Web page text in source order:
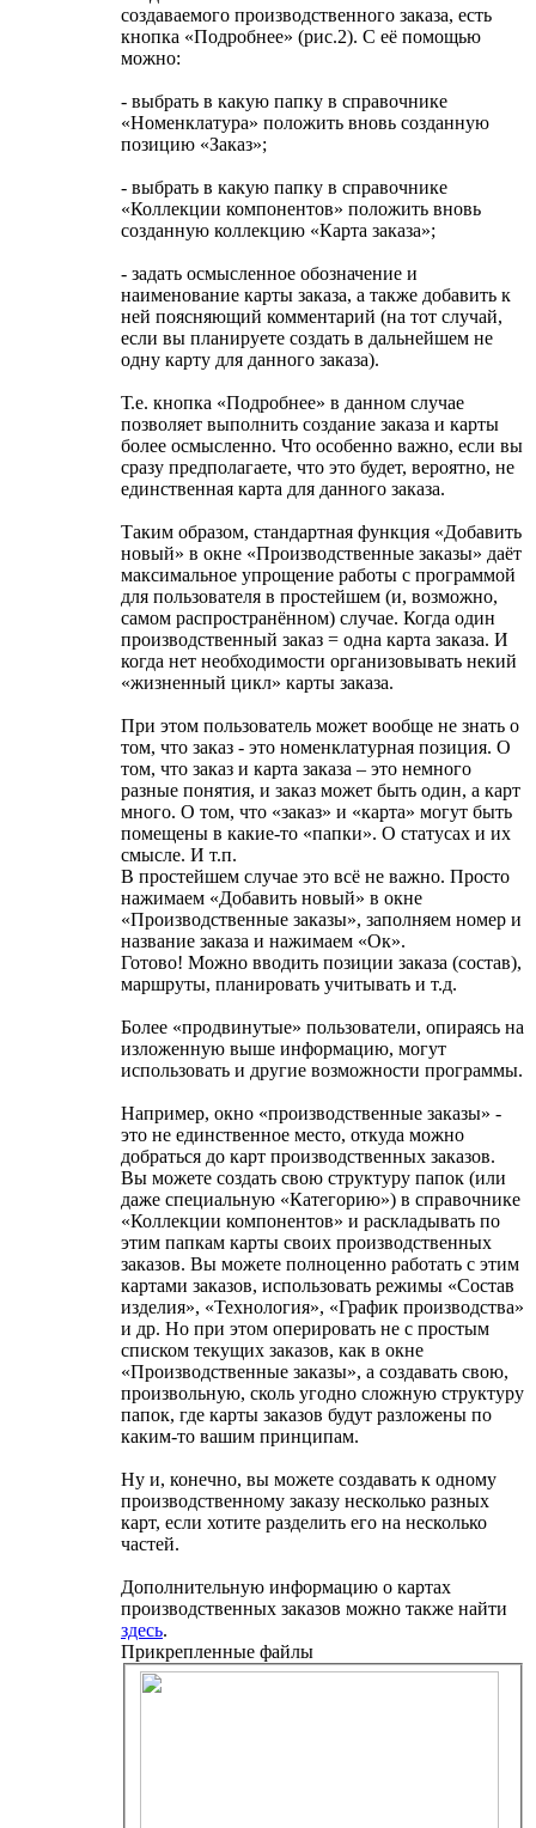
создаваемого производственного заказа, есть
кнопка «Подробнее» (рис.2). С её помощью
можно:
- выбрать в какую папку в справочнике
«Номенклатура» положить вновь созданную
позицию «Заказ»;
- выбрать в какую папку в справочнике
«Коллекции компонентов» положить вновь
созданную коллекцию «Карта заказа»;
- задать осмысленное обозначение и
наименование карты заказа, а также добавить к
ней поясняющий комментарий (на тот случай,
если вы планируете создать в дальнейшем не
одну карту для данного заказа).
Т.е. кнопка «Подробнее» в данном случае
позволяет выполнить создание заказа и карты
более осмысленно. Что особенно важно, если вы
сразу предполагаете, что это будет, вероятно, не
единственная карта для данного заказа.
Таким образом, стандартная функция «Добавить
новый» в окне «Производственные заказы» даёт
максимальное упрощение работы с программой
для пользователя в простейшем (и, возможно,
самом распространённом) случае. Когда один
производственный заказ = одна карта заказа. И
когда нет необходимости организовывать некий
«жизненный цикл» карты заказа.
При этом пользователь может вообще не знать о
том, что заказ - это номенклатурная позиция. О
том, что заказ и карта заказа – это немного
разные понятия, и заказ может быть один, а карт
много. О том, что «заказ» и «карта» могут быть
помещены в какие-то «папки». О статусах и их
смысле. И т.п.
В простейшем случае это всё не важно. Просто
нажимаем «Добавить новый» в окне
«Производственные заказы», заполняем номер и
название заказа и нажимаем «Ок».
Готово! Можно вводить позиции заказа (состав),
маршруты, планировать учитывать и т.д.
Более «продвинутые» пользователи, опираясь на
изложенную выше информацию, могут
использовать и другие возможности программы.
Например, окно «производственные заказы» -
это не единственное место, откуда можно
добраться до карт производственных заказов.
Вы можете создать свою структуру папок (или
даже специальную «Категорию») в справочнике
«Коллекции компонентов» и раскладывать по
этим папкам карты своих производственных
заказов. Вы можете полноценно работать с этим
картами заказов, использовать режимы «Состав
изделия», «Технология», «График производства»
и др. Но при этом оперировать не с простым
списком текущих заказов, как в окне
«Производственные заказы», а создавать свою,
произвольную, сколь угодно сложную структуру
папок, где карты заказов будут разложены по
каким-то вашим принципам.
Ну и, конечно, вы можете создавать к одному
производственному заказу несколько разных
карт, если хотите разделить его на несколько
частей.
Дополнительную информацию о картах
производственных заказов можно также найти
здесь.
Прикрепленные файлы